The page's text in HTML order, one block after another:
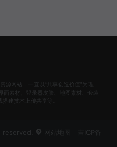
源网站，一直以“共享创造价值”为理
面素材、登录器皮肤、地图素材、套装
建技术上传共享等。
网站地图
吉ICP备